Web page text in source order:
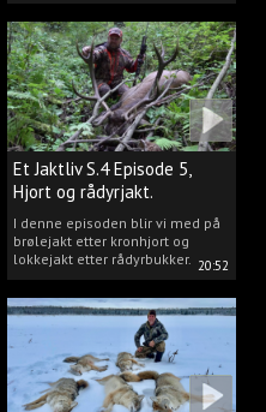
20:52
Et Jaktliv S.4 Episode 5,
Hjort og rådyrjakt.
I denne episoden blir vi med på
brølejakt etter kronhjort og
lokkejakt etter rådyrbukker.